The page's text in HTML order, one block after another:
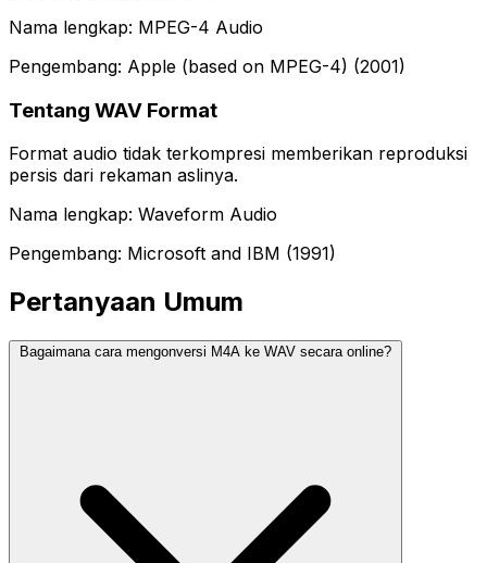
Nama lengkap: MPEG-4 Audio
Pengembang: Apple (based on MPEG-4) (2001)
Tentang WAV Format
Format audio tidak terkompresi memberikan reproduksi
persis dari rekaman aslinya.
Nama lengkap: Waveform Audio
Pengembang: Microsoft and IBM (1991)
Pertanyaan Umum
Bagaimana cara mengonversi M4A ke WAV secara online?